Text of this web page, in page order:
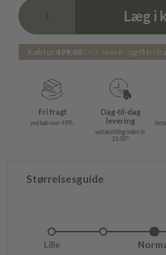
Læg i
Køb for499,00 DKK mere - og få fri
Fri fragt
ved køb over 499,-
Dag-til-dag
levering
ved bestilling inden kl.
16.00*
Størrelsesguide
Lille